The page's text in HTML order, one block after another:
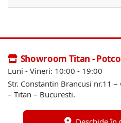
Showroom Titan -
Luni - Vineri: 10:00 - 19:00
Str. Constantin Brancusi nr.11
– Titan – Bucuresti.